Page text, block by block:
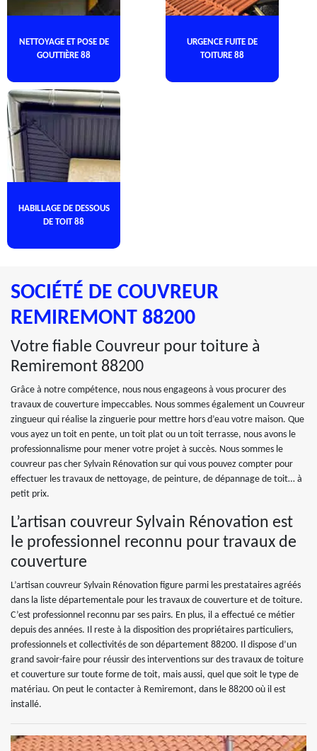
NETTOYAGE ET POSE DE
GOUTTIÈRE 88
URGENCE FUITE DE
TOITURE 88
HABILLAGE DE DESSOUS
DE TOIT 88
SOCIÉTÉ DE COUVREUR
REMIREMONT 88200
Votre fiable Couvreur pour toiture à
Remiremont 88200
Grâce à notre compétence, nous nous engageons à vous procurer des
travaux de couverture impeccables. Nous sommes également un Couvreur
zingueur qui réalise la zinguerie pour mettre hors d’eau votre maison. Que
vous ayez un toit en pente, un toit plat ou un toit terrasse, nous avons le
professionnalisme pour mener votre projet à succès. Nous sommes le
couvreur pas cher Sylvain Rénovation sur qui vous pouvez compter pour
effectuer les travaux de nettoyage, de peinture, de dépannage de toit… à
petit prix.
L’artisan couvreur Sylvain Rénovation est
le professionnel reconnu pour travaux de
couverture
L’artisan couvreur Sylvain Rénovation figure parmi les prestataires agréés
dans la liste départementale pour les travaux de couverture et de toiture.
C’est professionnel reconnu par ses pairs. En plus, il a effectué ce métier
depuis des années. Il reste à la disposition des propriétaires particuliers,
professionnels et collectivités de son département 88200. Il dispose d’un
grand savoir-faire pour réussir des interventions sur des travaux de toiture
et couverture sur toute forme de toit, mais aussi, quel que soit le type de
matériau. On peut le contacter à Remiremont, dans le 88200 où il est
installé.